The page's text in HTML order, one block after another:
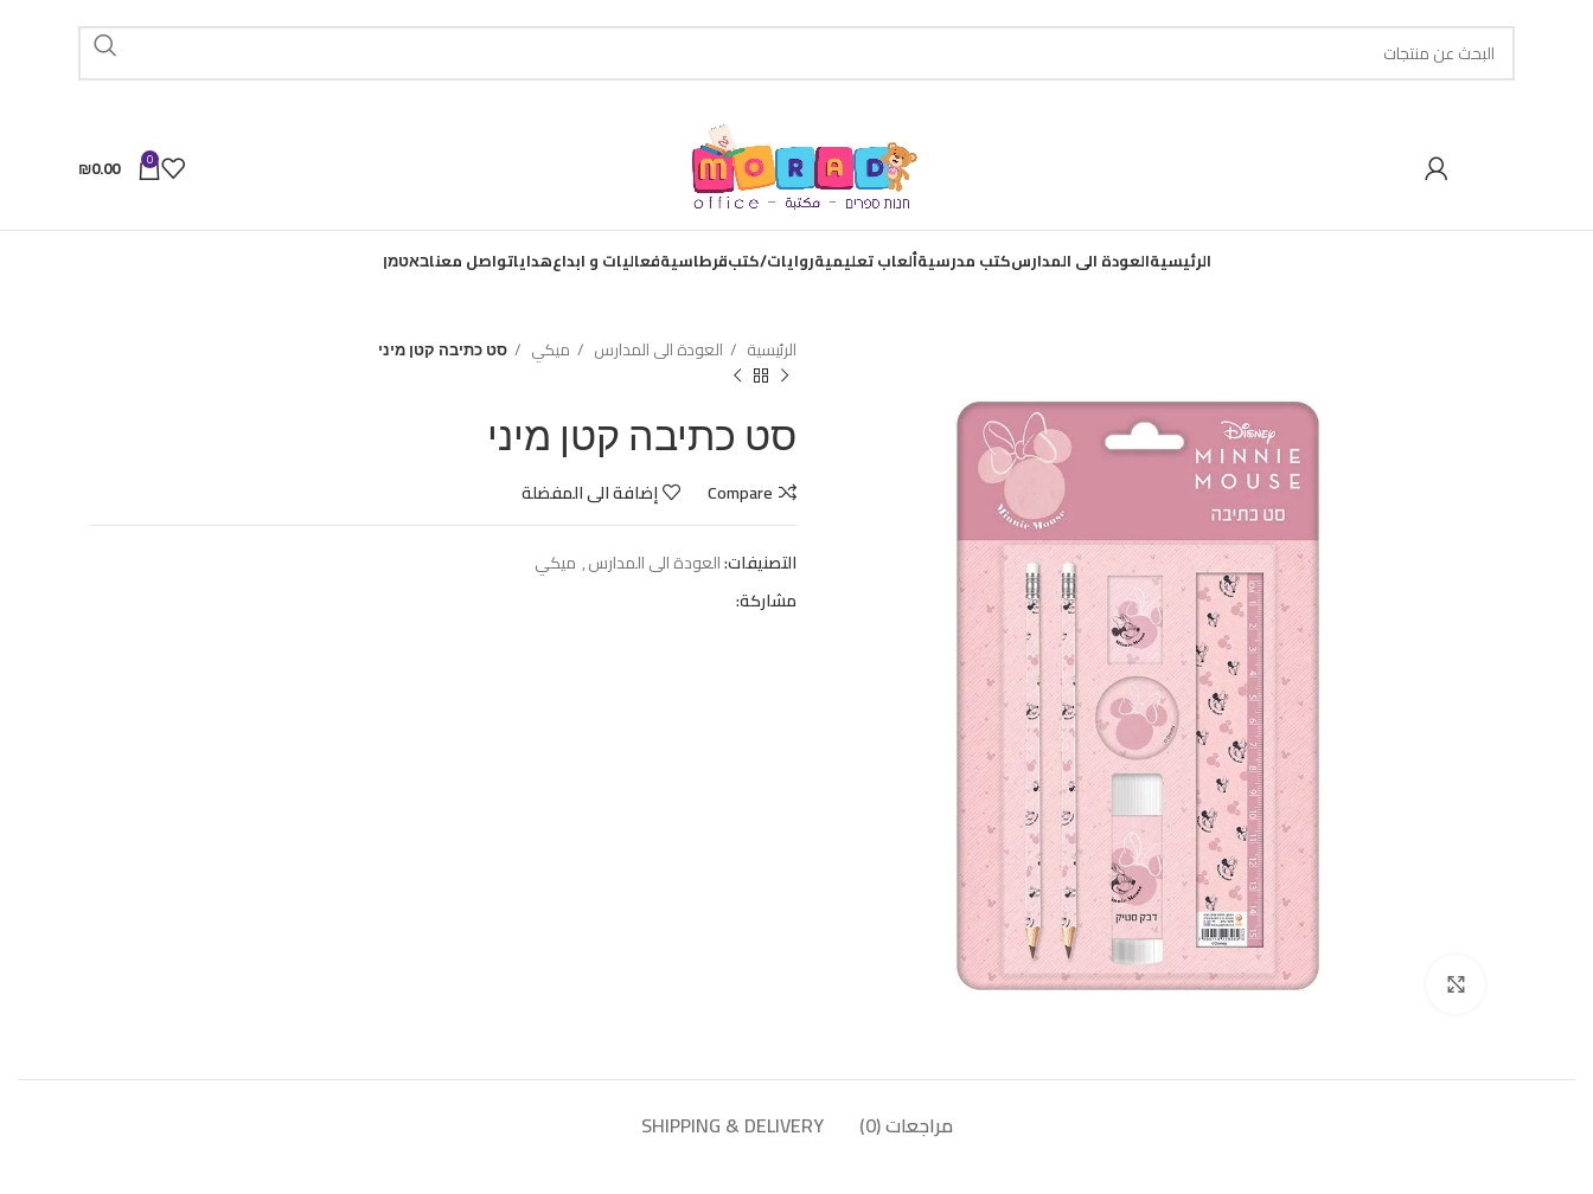
0
₪0.00
الرئيسيةالعودة الى المدارسكتب مدرسيةألعاب تعليميةروايات/كتبقرطاسيةفعاليات و ابداعهداياتواصل معناבאטמן
الرئيسية العودة الى المدارس ميكي סט כתיבה קטן מיני
סט כתיבה קטן מיני
Compare إضافة الى المفضلة
التصنيفات:العودة الى المدارس, ميكي
مشاركة:
مراجعات (0) SHIPPING & DELIVERY